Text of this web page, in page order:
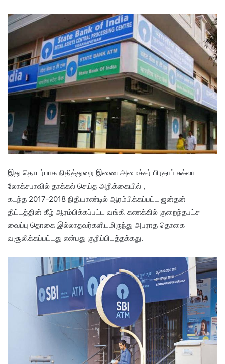
இது தொடர்பாக நிதித்துறை இணை அமைச்சர் பிரதாப் சுக்லா
லோக்சபாவில் தாக்கல் செய்த அறிக்கையில் ,
கடந்த 2017-2018 நிதியாண்டில் ஆரம்பிக்கப்பட்ட ஜன்தன்
திட்டத்தின் கீழ் ஆரம்பிக்கப்பட்ட வங்கி கணக்கில் குறைந்தபட்ச
வைப்பு தொகை இல்லாதவர்களிடமிருந்து அபராத தொகை
வசூலிக்கப்பட்டது என்பது குறிப்பிடத்தக்கது.